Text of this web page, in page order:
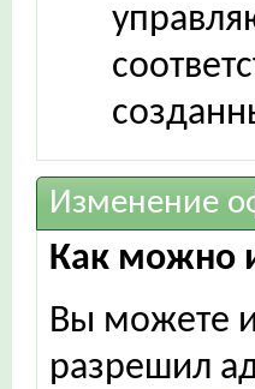
Изменение
Как можно
Вы можете
разрешил